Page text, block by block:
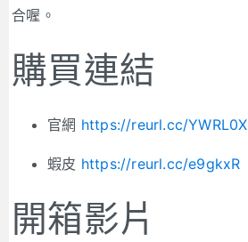
合喔。
購買連結
官網 https://reurl.cc/YWRL0X
蝦皮 https://reurl.cc/e9gkxR
開箱影片